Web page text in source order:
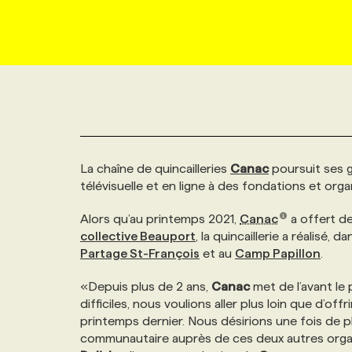
INITIATIVES NUMÉRIQUES
PRIX ET DISTINCTIONS
MARKETING DURABLE
GEO/SEO
NOS AUTEUR‧RICES
ANNONCEZ AVEC NOUS
PROFIL ENTREPRISE
FAQ
PROFIL CANDIDAT
ANNONCEZ AVEC NOUS
NOS PARCOURS DE FORMATIONS
FORMATIONS PERSONNALISÉES
POURQUOI CHOISIR NOS FORMATIONS
SERVICE DE CHASSE DE TÊTE
NOS TARIFS
La chaîne de quincailleries Canacpoursuit ses
télévisuelle et en ligne à des fondations et
Alors qu’au printemps 2021, Canac a offert
collective Beauport , la quincaillerie a réalisé,
Partage St-François et au Camp Papillon
«Depuis plus de 2 ans, Canacmet de l’avant
difficiles, nous voulions aller plus loin que
printemps dernier. Nous désirions une fois de
communautaire auprès de ces deux autres